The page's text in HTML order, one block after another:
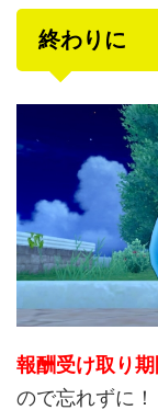
終わりに
報酬受け取り
ので忘れずに！